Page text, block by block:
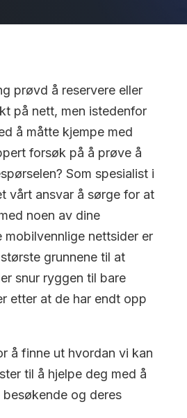
prøvd å reservere eller
på nett, men istedenfor
å måtte kjempe med
forsøk på å prøve å
Som spesialist i
vårt ansvar å sørge for at
noen av dine
mobilvennlige nettsider er
grunnene til at
snur ryggen til bare
etter at de har endt opp
å finne ut hvordan vi kan
til å hjelpe deg med å
og deres